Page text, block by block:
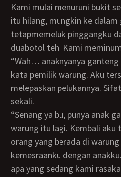
Kami mulai menuruni bukit setelah mobil Toyota biru
itu hilang, mungkin ke dalam
tetapmemeluk pinggangku
duabotol teh. Kami
“Wah… anaknyanya ganteng sekali bu. Manja lagi,”
kata pemilik warung. Aku
melepaskan pelukannya.
sekali.
“Senang ya bu, punya anak ganteng,” kata pemilik
warung itu lagi. Kembali aku
orang yang berada di
kemesraanku dengan
apa yang sedang kami